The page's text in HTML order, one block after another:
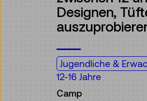
Designen,
Jugendliche &
12-16 Jahre
Camp